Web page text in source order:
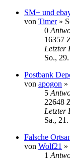
SM+ und
von Timer»
0
16357
Letzter
So.,
Postbank
von apogon »
5
22648
Letzter
Sa.,
Falsche
von Wolf21 »
1